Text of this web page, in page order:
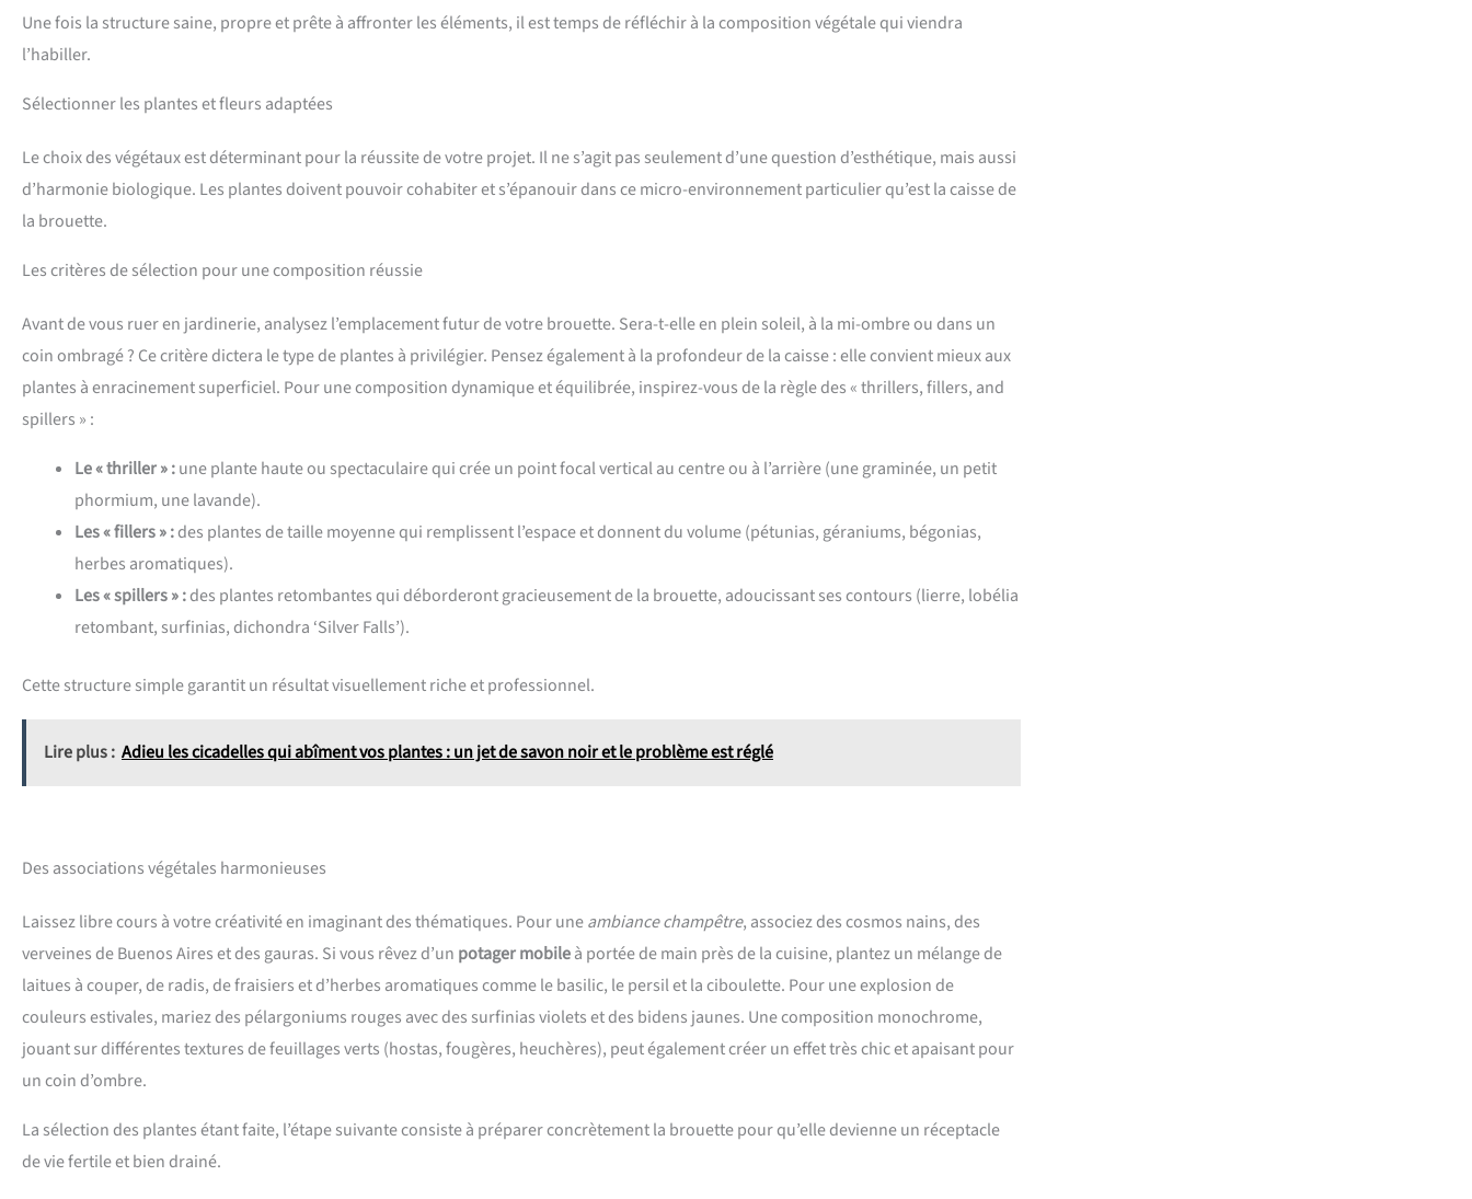
Une fois la structure saine, propre et prête à affronter les éléments, il est temps de réfléchir à la composition végétale qui viendra
l’habiller.
Sélectionner les plantes et fleurs adaptées
Le choix des végétaux est déterminant pour la réussite de votre projet. Il ne s’agit pas seulement d’une question d’esthétique, mais aussi
d’harmonie biologique. Les plantes doivent pouvoir cohabiter et s’épanouir dans ce micro-environnement particulier qu’est la caisse de
la brouette.
Les critères de sélection pour une composition réussie
Avant de vous ruer en jardinerie, analysez l’emplacement futur de votre brouette. Sera-t-elle en plein soleil, à la mi-ombre ou dans un
coin ombragé ? Ce critère dictera le type de plantes à privilégier. Pensez également à la profondeur de la caisse : elle convient mieux aux
plantes à enracinement superficiel. Pour une composition dynamique et équilibrée, inspirez-vous de la règle des « thrillers, fillers, and
spillers » :
Le « thriller » :une plante haute ou spectaculaire qui crée un point focal vertical au centre ou à l’arrière (une graminée, un petit
phormium, une lavande).
Les « fillers » :des plantes de taille moyenne qui remplissent l’espace et donnent du volume (pétunias, géraniums, bégonias,
herbes aromatiques).
Les « spillers » :des plantes retombantes qui déborderont gracieusement de la brouette, adoucissant ses contours (lierre, lobélia
retombant, surfinias, dichondra ‘Silver Falls’).
Cette structure simple garantit un résultat visuellement riche et professionnel.
Lire plus : Adieu les cicadelles qui abîment vos plantes : un jet de savon noir et le problème est réglé
Des associations végétales harmonieuses
Laissez libre cours à votre créativité en imaginant des thématiques. Pour uneambiance champêtre, associez des cosmos nains, des
verveines de Buenos Aires et des gauras. Si vous rêvez d’un potager mobileà portée de main près de la cuisine, plantez un mélange de
laitues à couper, de radis, de fraisiers et d’herbes aromatiques comme le basilic, le persil et la ciboulette. Pour une explosion de
couleurs estivales, mariez des pélargoniums rouges avec des surfinias violets et des bidens jaunes. Une composition monochrome,
jouant sur différentes textures de feuillages verts (hostas, fougères, heuchères), peut également créer un effet très chic et apaisant pour
un coin d’ombre.
La sélection des plantes étant faite, l’étape suivante consiste à préparer concrètement la brouette pour qu’elle devienne un réceptacle
de vie fertile et bien drainé.